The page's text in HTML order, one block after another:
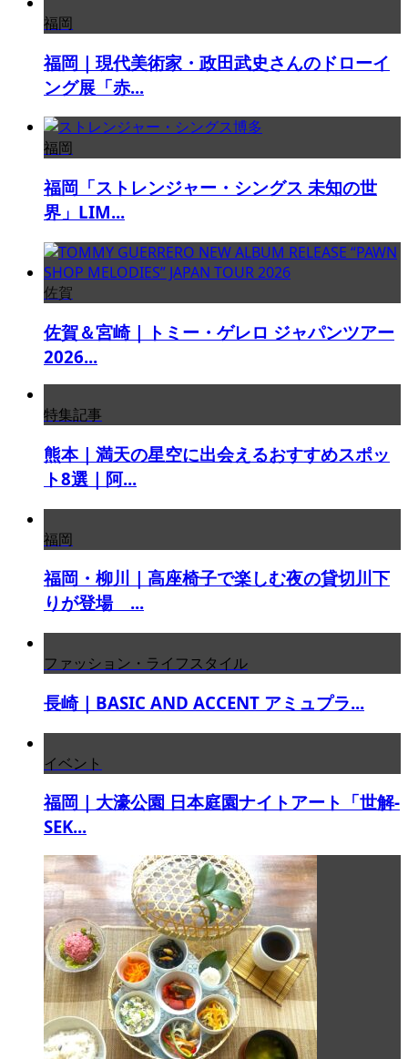
福岡
福岡｜現代美術家・政田武史さんのドローイ
ング展「赤...
福岡
福岡「ストレンジャー・シングス 未知の世
界」LIM...
佐賀
佐賀＆宮崎｜トミー・ゲレロ ジャパンツアー
2026...
特集記事
熊本｜満天の星空に出会えるおすすめスポッ
ト8選｜阿...
福岡
福岡・柳川｜高座椅子で楽しむ夜の貸切川下
りが登場 ...
ファッション・ライフスタイル
長崎｜BASIC AND ACCENT アミュプラ...
イベント
福岡｜大濠公園 日本庭園ナイトアート「世解-
SEK...